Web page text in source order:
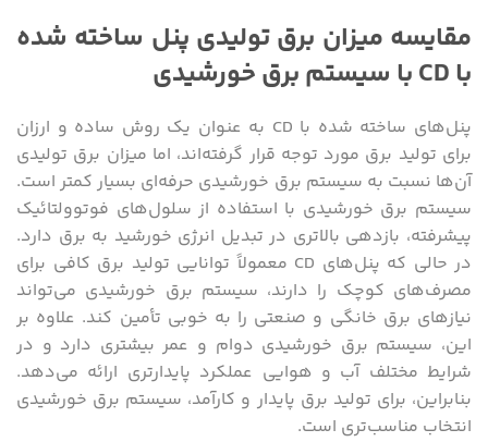
مقایسه میزان برق تولیدی پنل ساخته شده
با CD با سیستم برق خورشیدی
پنل‌های ساخته شده با CD به عنوان یک روش ساده و ارزان
برای تولید برق مورد توجه قرار گرفته‌اند، اما میزان برق تولیدی
آن‌ها نسبت به سیستم برق خورشیدی حرفه‌ای بسیار کمتر است.
سیستم برق خورشیدی با استفاده از سلول‌های فوتوولتائیک
پیشرفته، بازدهی بالاتری در تبدیل انرژی خورشید به برق دارد.
در حالی که پنل‌های CD معمولاً توانایی تولید برق کافی برای
مصرف‌های کوچک را دارند، سیستم برق خورشیدی می‌تواند
نیازهای برق خانگی و صنعتی را به خوبی تأمین کند. علاوه بر
این، سیستم برق خورشیدی دوام و عمر بیشتری دارد و در
شرایط مختلف آب و هوایی عملکرد پایدارتری ارائه می‌دهد.
بنابراین، برای تولید برق پایدار و کارآمد، سیستم برق خورشیدی
انتخاب مناسب‌تری است.